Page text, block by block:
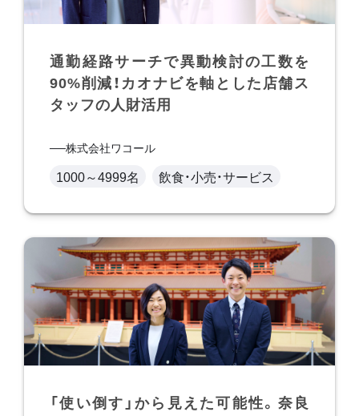
通勤経路サーチで異動検討の工数を
90%削減！カオナビを軸とした店舗ス
タッフの人財活用
株式会社ワコール
1000～4999名 飲食・小売・サービス
「使い倒す」から見えた可能性。奈良